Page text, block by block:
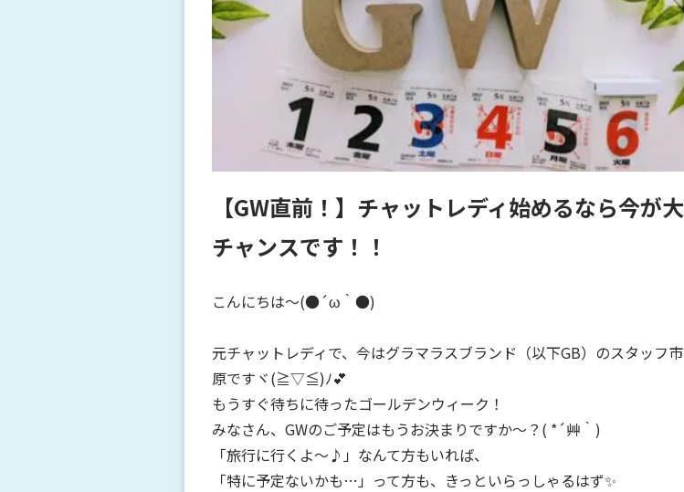
【GW直前！】チャットレディ始めるなら今が大
チャンスです！！
こんにちは～(●´ω｀●)
元チャットレディで、今はグラマラスブランド（以下GB）のスタッフ市
原ですヾ(≧▽≦)ﾉ💕
もうすぐ待ちに待ったゴールデンウィーク！
みなさん、GWのご予定はもうお決まりですか～？( *´艸｀)
「旅行に行くよ～♪」なんて方もいれば、
「特に予定ないかも…」って方も、きっといらっしゃるはず✨